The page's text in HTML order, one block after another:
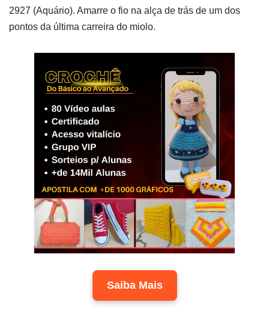
2927 (Aquário). Amarre o fio na alça de trás de um dos
pontos da última carreira do miolo.
Saiba Mais